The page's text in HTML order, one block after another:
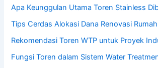
Apa Keunggulan Utama Toren Stainless
Tips Cerdas Alokasi Dana Renovasi Rumah
Rekomendasi Toren WTP untuk Proyek
Fungsi Toren dalam Sistem Water